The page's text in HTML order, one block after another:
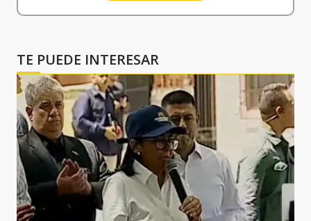
TE PUEDE INTERESAR